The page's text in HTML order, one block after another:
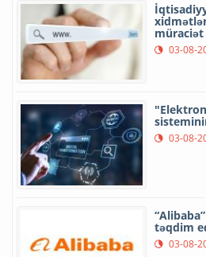
03-08-
03-08-
təqdim
03-08-